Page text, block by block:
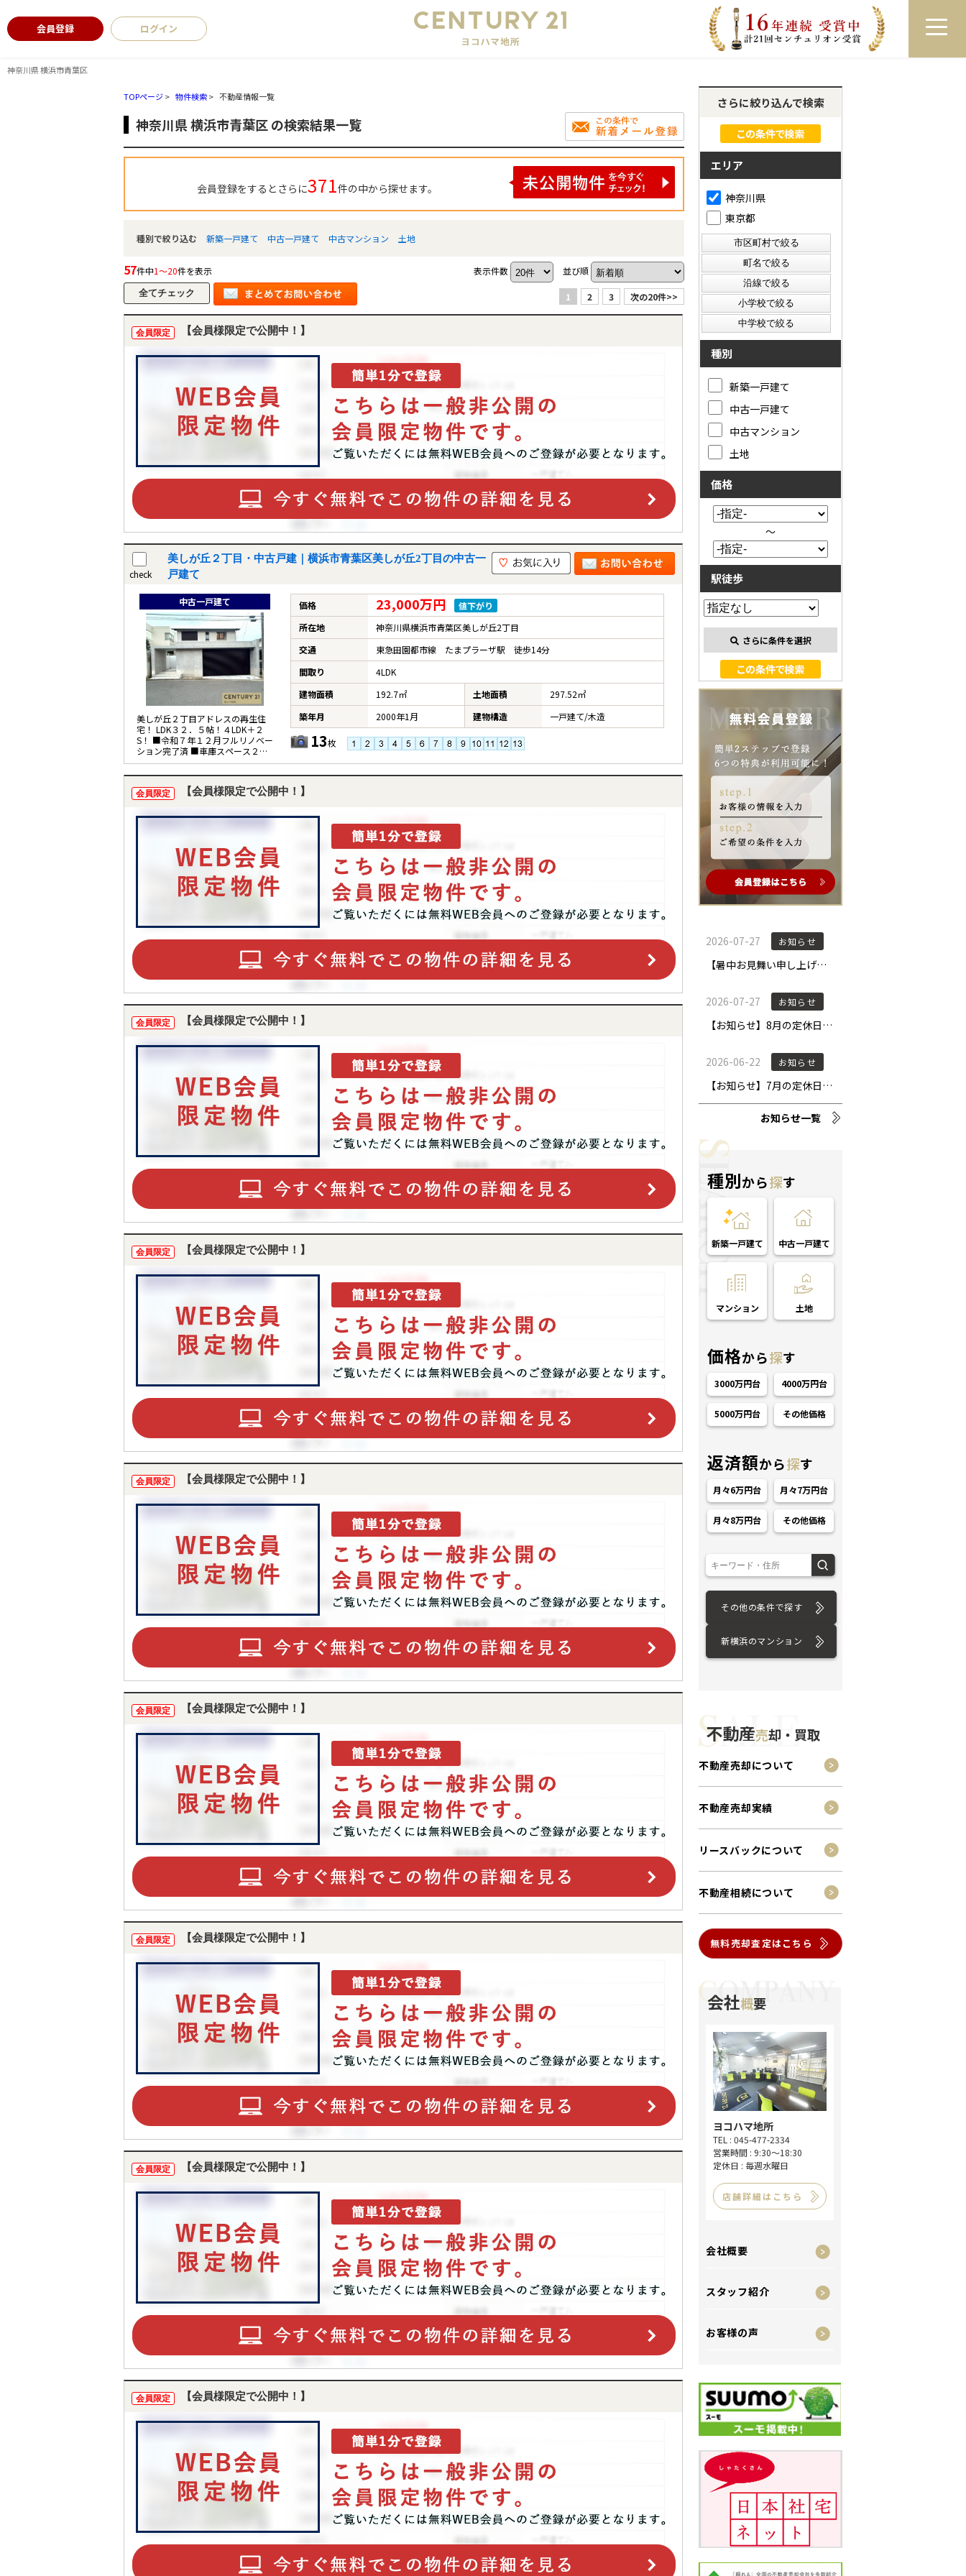
神奈川県 横浜市青葉区
会員登録 ログイン ログイン 来店予約 LINEで相談
TOP
トップページ
SEARCH
新横浜のマンション
BUY
買いたい
借りたい リースバック
INHERITANCE
不動産相続
COMPANY
会社概要
STAFF
スタッフ紹介
RECRUIT
採用情報
お問い合わせ
TOPページ> 物件検索> 不動産情報一覧
神奈川県 横浜市青葉区 の検索結果一覧
会員登録をするとさらに371件の中から探せます。
種別で絞り込む 新築一戸建て 中古一戸建て 中古マンション 土地
57件中1～20件を表示 表示件数 並び順
1 2 3 次の20件>>
会員限定 【会員様限定で公開中！】
check
美しが丘２丁目・中古戸建｜横浜市青葉区美しが丘2丁目の中古一
戸建て
中古一戸建て
美しが丘２丁目アドレスの再生住
宅！ LDK３２．５帖！４LDK＋２
S！ ■令和７年１２月フルリノベー
ション完了済 ■車庫スペース２台
分(車種による)
価格 23,000万円
値下がり
所在地
神奈川県横浜市青葉区美しが丘2丁目
交通
東急田園都市線 たまプラーザ駅 徒歩14分
間取り
4LDK
建物面積
192.7㎡ 土地面積
297.52㎡
築年月
2000年1月 建物構造 一戸建て/木造
13枚
会員限定 【会員様限定で公開中！】
会員限定 【会員様限定で公開中！】
会員限定 【会員様限定で公開中！】
会員限定 【会員様限定で公開中！】
会員限定 【会員様限定で公開中！】
会員限定 【会員様限定で公開中！】
会員限定 【会員様限定で公開中！】
会員限定 【会員様限定で公開中！】
さらに絞り込んで検索
エリア
神奈川県
東京都
種別
新築一戸建て
中古一戸建て
中古マンション
土地
価格
～
駅徒歩
さらに条件を選択
お知らせ一覧
種別から探す
新築一戸建て 中古一戸建て
マンション 土地
価格から探す
3000万円台 4000万円台
5000万円台 その他価格
返済額から探す
月々6万円台 月々7万円台
月々8万円台 その他価格
その他の条件で探す
新横浜のマンション
不動産売却・買取
不動産売却について
不動産売却実績
リースバックについて
不動産相続について
無料売却査定はこちら
会社概要
ヨコハマ地所
TEL : 045-477-2334
営業時間 : 9:30～18:30
定休日 : 毎週水曜日
店舗詳細はこちら
会社概要
スタッフ紹介
お客様の声